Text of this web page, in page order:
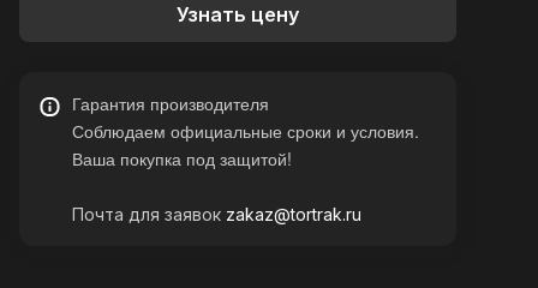
Узнать цену
Гарантия производителя
Соблюдаем официальные сроки и условия.
Ваша покупка под защитой!
Почта для заявок zakaz@tortrak.ru